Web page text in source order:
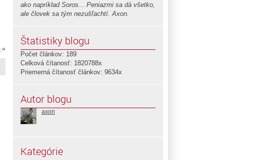
»
ako napríklad Soros... Peniazmi sa dá všetko,
ale človek sa tým nezušľachtí. Axon.
Štatistiky blogu
Počet článkov: 189
Celková čítanosť: 1820788x
Priemerná čítanosť článkov: 9634x
Autor blogu
axon
Kategórie